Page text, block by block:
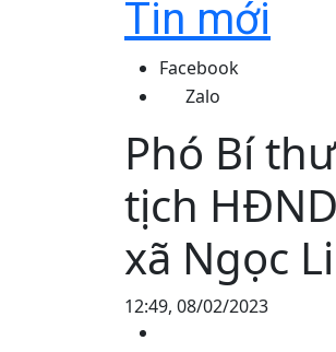
Tin mới
Facebook
Zalo
Phó Bí
tịch
xã Ngọc
12:49, 08/02/2023